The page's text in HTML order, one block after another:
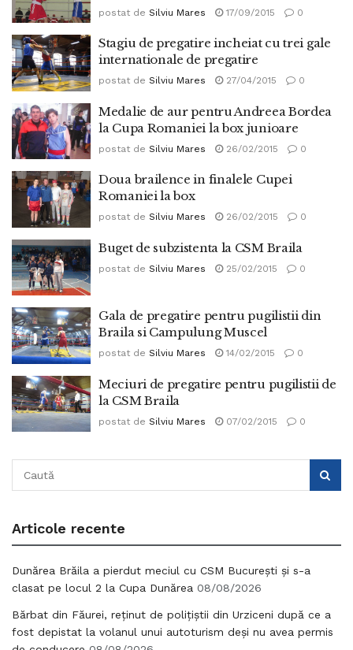
postat de Silviu Mares 17/09/2015 0
Stagiu de pregatire incheiat cu trei gale
internationale de pregatire
postat de Silviu Mares 27/04/2015 0
Medalie de aur pentru Andreea Bordea
la Cupa Romaniei la box junioare
postat de Silviu Mares 26/02/2015 0
Doua brailence in finalele Cupei
Romaniei la box
postat de Silviu Mares 26/02/2015 0
Buget de subzistenta la CSM Braila
postat de Silviu Mares 25/02/2015 0
Gala de pregatire pentru pugilistii din
Braila si Campulung Muscel
postat de Silviu Mares 14/02/2015 0
Meciuri de pregatire pentru pugilistii de
la CSM Braila
postat de Silviu Mares 07/02/2015 0
Articole recente
Dunărea Brăila a pierdut meciul cu CSM București și s-a
clasat pe locul 2 la Cupa Dunărea 08/08/2026
Bărbat din Făurei, reținut de polițiștii din Urziceni după ce a
fost depistat la volanul unui autoturism deși nu avea permis